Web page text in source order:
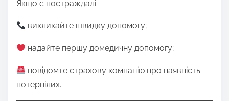
Якщо є постраждалі:
викликайте швидку допомогу;
надайте першу домедичну допомогу;
повідомте страхову компанію про наявність
потерпілих.